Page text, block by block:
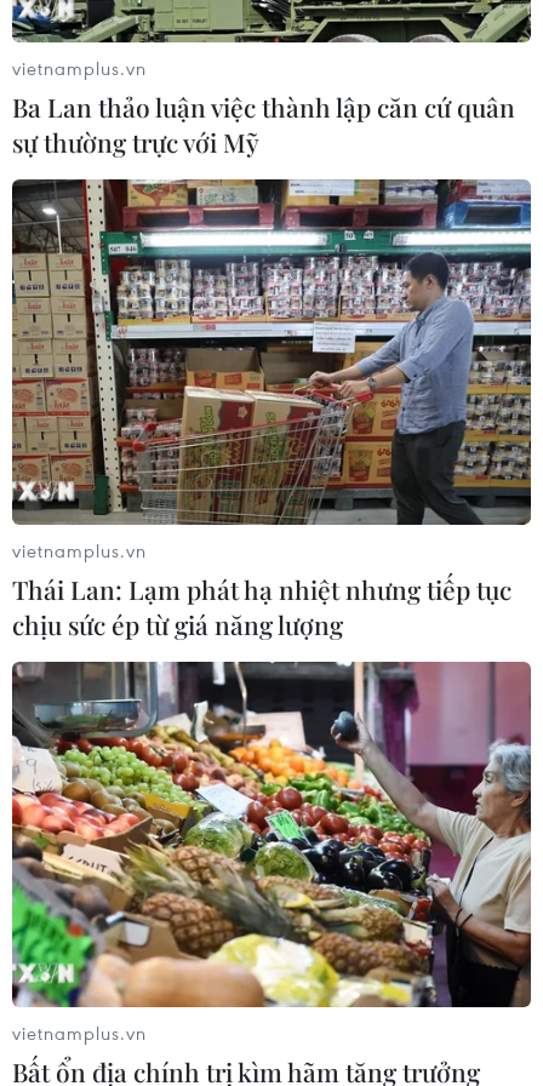
#thượng đỉnh G7
#xung đột tại ukraine
#trừng phạt nga
#trí tuệ nhân tạo
#phát thải khí
Nhật Bản
Theo dõi VietnamPlus
TIN LIÊN QUAN
vietnamplus.vn
Ba Lan thảo luận việc thành lập căn cứ quân
sự thường trực với Mỹ
vietnamplus.vn
Thái Lan: Lạm phát hạ nhiệt nhưng tiếp tục
chịu sức ép từ giá năng lượng
vietnamplus.vn
Bất ổn địa chính trị kìm hãm tăng trưởng